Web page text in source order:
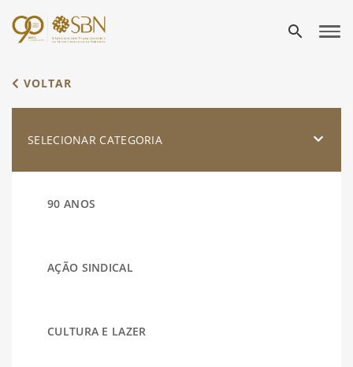
search
VOLTAR
SELECIONAR CATEGORIA
90 ANOS
AÇÃO SINDICAL
CULTURA E LAZER